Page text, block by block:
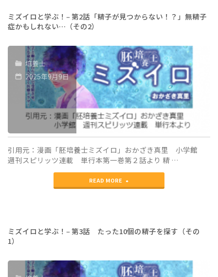
か
い
（そ
の
2）"
若
時
に
凍
結
し
た
卵
子、
そ
い
（そ
ロ
学
ぶ！‒
第
3
話
た
っ
た
10
精
を
ミズイロと学ぶ！‒ 第2話「精子が見つからない！？」無精子
症かもしれない…（その2）
培養士
2025年9月9日
引用元：漫画「胚培養士ミズイロ」おかざき真里 小学館
週刊スピリッツ連載 単行本第一巻第２話より 精 …
READ MORE
"ミ
ロ
学
ミズイロと学ぶ！‒ 第3話 たった10個の精子を探す（その
1）